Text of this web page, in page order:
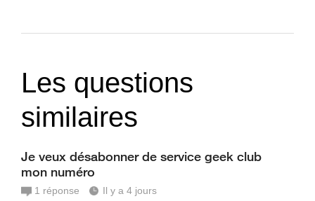
Les questions
similaires
Je veux désabonner de service geek club
mon numéro
1 réponse Il y a 4 jours